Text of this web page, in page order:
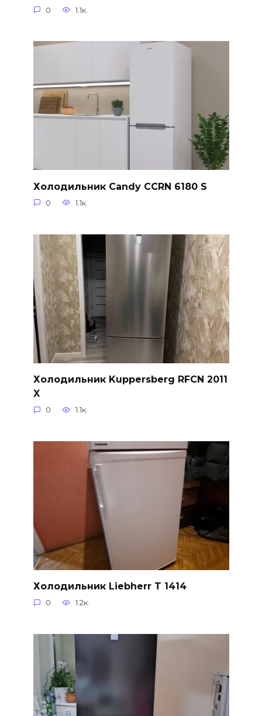
0 1.1к.
Холодильник Candy CCRN 6180 S
0 1.1к.
Холодильник Kuppersberg RFCN 2011
X
0 1.1к.
Холодильник Liebherr T 1414
0 1.2к.